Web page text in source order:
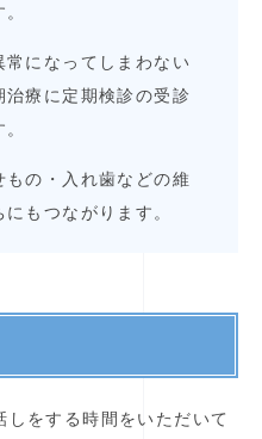
になってしまわない
療に定期検診の受診
もの・入れ歯などの維
もつながります。
をする時間をいただいて